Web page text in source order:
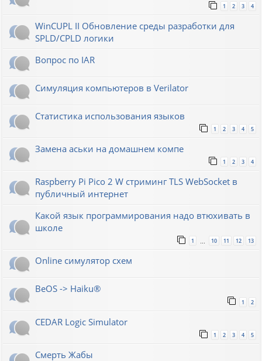
1 2 3 4
WinCUPL II Обновление среды разработки для
SPLD/CPLD логики
Вопрос по IAR
Симуляция компьютеров в Verilator
Статистика использования языков
1 2 3 4 5
Замена аськи на домашнем компе
1 2 3 4
Raspberry Pi Pico 2 W стриминг TLS WebSocket в
публичный интернет
Какой язык программирования надо втюхивать в
школе
1 … 10 11 12 13
Online симулятор схем
BeOS -> Haiku®
1 2
CEDAR Logic Simulator
1 2 3 4 5
Смерть Жабы